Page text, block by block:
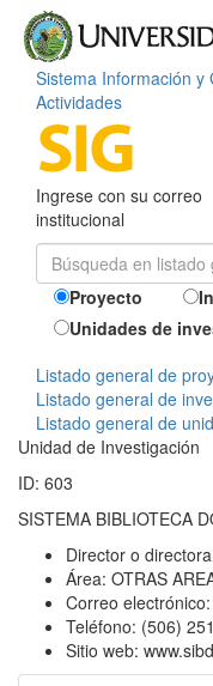
Sistema Información y
Actividades
Ingrese con su correo
institucional
Proyecto
Unidades de
Listado general de
Listado general de
Listado general de
Unidad de Investigación
ID: 603
SISTEMA BIBLIOTECA
Director o
Área: OTRAS
Correo electrónico:
Teléfono: (506)
Sitio web: